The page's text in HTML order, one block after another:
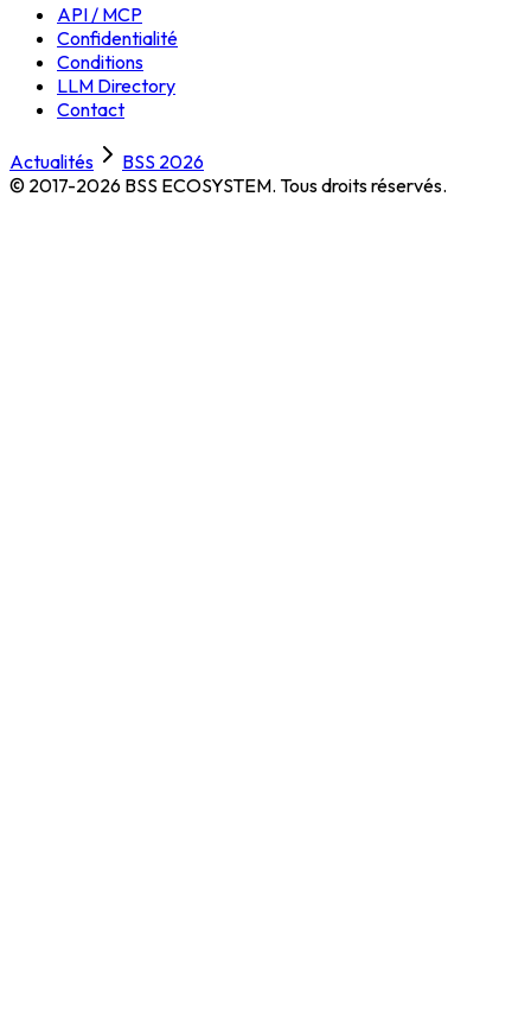
API / MCP
Confidentialité
Conditions
LLM Directory
Contact
Actualités
BSS 2026
© 2017-2026 BSS ECOSYSTEM. Tous droits réservés.